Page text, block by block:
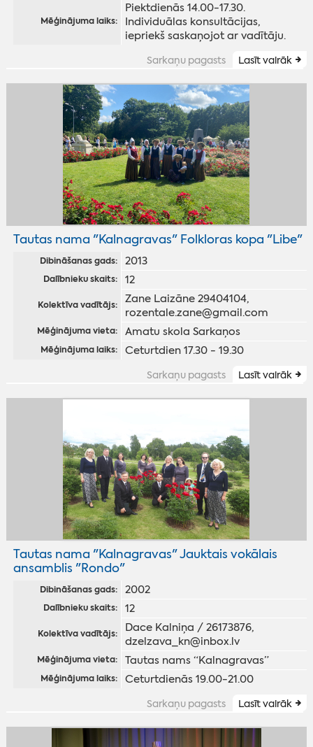
Mēģinājuma laiks:
Piektdienās 14.00-17.30.
Individuālas konsultācijas,
iepriekš saskaņojot ar vadītāju.
Sarkaņu pagasts Lasīt vairāk
Tautas nama "Kalnagravas" Folkloras kopa "Libe"
Dibināšanas gads: 2013
Dalībnieku skaits: 12
Kolektīva vadītājs:
Zane Laizāne 29404104,
rozentale.zane@gmail.com
Mēģinājuma vieta: Amatu skola Sarkaņos
Mēģinājuma laiks: Ceturtdien 17.30 - 19.30
Sarkaņu pagasts Lasīt vairāk
Tautas nama "Kalnagravas" Jauktais vokālais
ansamblis "Rondo"
Dibināšanas gads: 2002
Dalībnieku skaits: 12
Kolektīva vadītājs:
Dace Kalniņa / 26173876,
dzelzava_kn@inbox.lv
Mēģinājuma vieta: Tautas nams “Kalnagravas”
Mēģinājuma laiks: Ceturtdienās 19.00-21.00
Sarkaņu pagasts Lasīt vairāk